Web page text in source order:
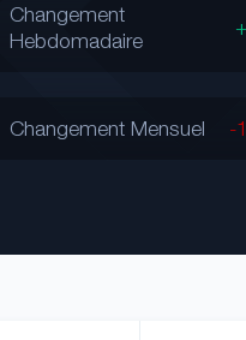
Changement
Hebdomadaire
Changement Mensuel -